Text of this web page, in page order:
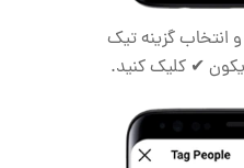
انتخاب گزینه تیک
✔ کلیک کنید.